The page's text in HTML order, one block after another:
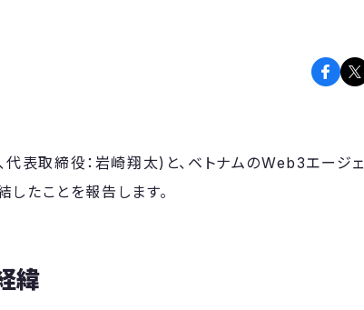
取締役：岩崎翔太)と、ベトナムのWeb3エージェ
したことを報告します。
緯